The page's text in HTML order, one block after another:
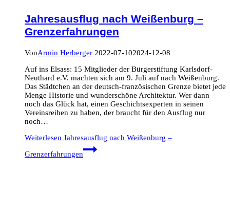
Jahresausflug nach Weißenburg –
Grenzerfahrungen
VonArmin Herberger 2022-07-102024-12-08
Auf ins Elsass: 15 Mitglieder der Bürgerstiftung Karlsdorf-
Neuthard e.V. machten sich am 9. Juli auf nach Weißenburg.
Das Städtchen an der deutsch-französischen Grenze bietet jede
Menge Historie und wunderschöne Architektur. Wer dann
noch das Glück hat, einen Geschichtsexperten in seinen
Vereinsreihen zu haben, der braucht für den Ausflug nur
noch…
Weiterlesen Jahresausflug nach Weißenburg –
Grenzerfahrungen